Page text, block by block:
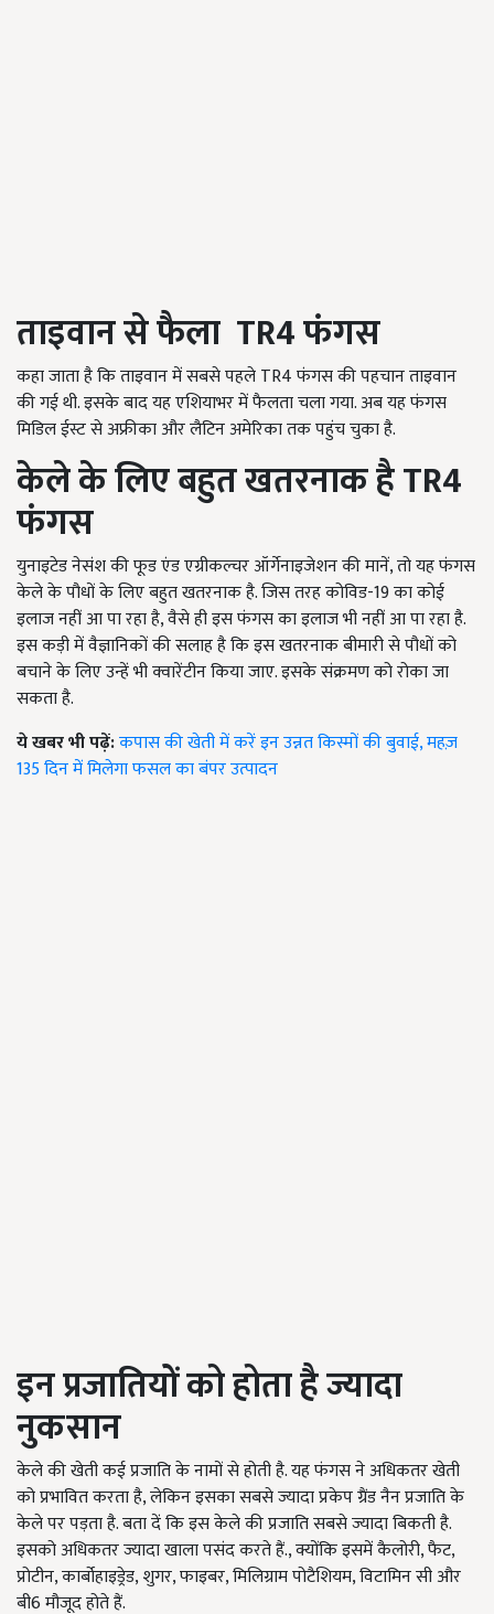
ताइवान से फैला TR4 फंगस
कहा जाता है कि ताइवान में सबसे पहले TR4 फंगस की पहचान ताइवान
की गई थी. इसके बाद यह एशियाभर में फैलता चला गया. अब यह फंगस
मिडिल ईस्ट से अफ्रीका और लैटिन अमेरिका तक पहुंच चुका है.
केले के लिए बहुत खतरनाक हैTR4
फंगस
युनाइटेड नेसंश की फूड एंड एग्रीकल्चर ऑर्गेनाइजेशन की मानें, तो यह फंगस
केले के पौधों के लिए बहुत खतरनाक है. जिस तरह कोविड-19 का कोई
इलाज नहीं आ पा रहा है, वैसे ही इस फंगस का इलाज भी नहीं आ पा रहा है.
इस कड़ी में वैज्ञानिकों की सलाह है कि इस खतरनाक बीमारी से पौधों को
बचाने के लिए उन्हें भी क्वारेंटीन किया जाए. इसके संक्रमण को रोका जा
सकता है.
ये खबर भी पढ़ें:कपास की खेती में करें इन उन्नत किस्मों की बुवाई, महज़
135 दिन में मिलेगा फसल का बंपर उत्पादन
इन प्रजातियों को होता है ज्यादा
नुकसान
केले की खेती कई प्रजाति के नामों से होती है. यह फंगस ने अधिकतर खेती
को प्रभावित करता है, लेकिन इसका सबसे ज्यादा प्रकेप ग्रैंड नैन प्रजाति के
केले पर पड़ता है. बता दें कि इस केले की प्रजाति सबसे ज्यादा बिकती है.
इसको अधिकतर ज्यादा खाला पसंद करते हैं., क्योंकि इसमें कैलोरी, फैट,
प्रोटीन, कार्बोहाइड्रेड, शुगर, फाइबर, मिलिग्राम पोटैशियम, विटामिन सी और
बी6 मौजूद होते हैं.